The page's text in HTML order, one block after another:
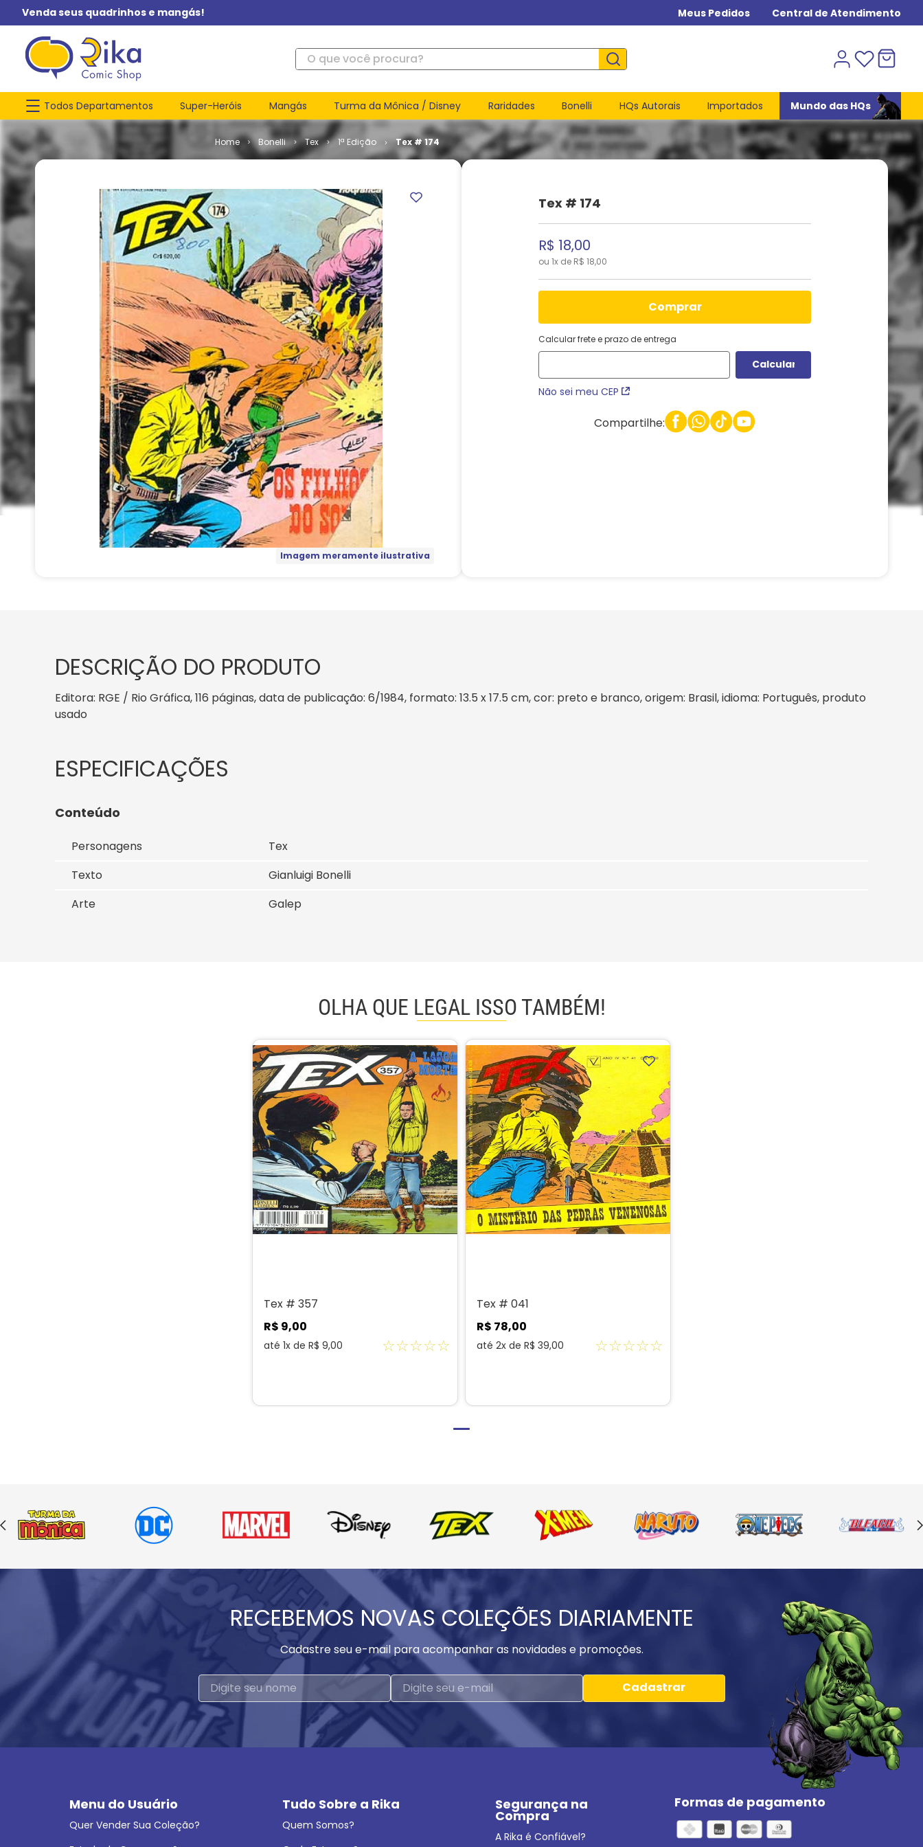
Venda seus quadrinhos e mangás! Meus Pedidos Central de Atendimento
O que você procura?
Todos Departamentos Super-Heróis Mangás Turma da Mônica / Disney Raridades Bonelli HQs Autorais Importados Mundo das HQs
Bonelli Tex 1ª Edição Tex # 174
Imagem meramente ilustrativa
Tex # 174
R$ 18,00
ou 1x de R$ 18,00
comprar
Calcular frete e prazo de entrega
Não sei meu CEP
Compartilhe:
DESCRIÇÃO DO PRODUTO
Editora: RGE / Rio Gráfica, 116 páginas, data de publicação: 6/1984, formato: 13.5 x 17.5 cm, cor: preto e branco, origem: Brasil, idioma: Português, produto
usado
Conteúdo
Personagens
Tex
Texto
Gianluigi Bonelli
Arte
Galep
OLHA QUE LEGAL ISSO TAMBÉM!
Tex # 357
R$ 9,00
até 1x de R$ 9,00 ☆☆☆☆☆
Tex # 041
R$ 78,00
até 2x de R$ 39,00 ☆☆☆☆☆
RECEBEMOS NOVAS COLEÇÕES DIARIAMENTE
Cadastre seu e-mail para acompanhar as novidades e promoções.
Cadastrar
Menu do Usuário
Quer Vender Sua Coleção?
Tudo Sobre a Rika
Quem Somos?
Segurança na
Compra
A Rika é Confiável?
Formas de pagamento